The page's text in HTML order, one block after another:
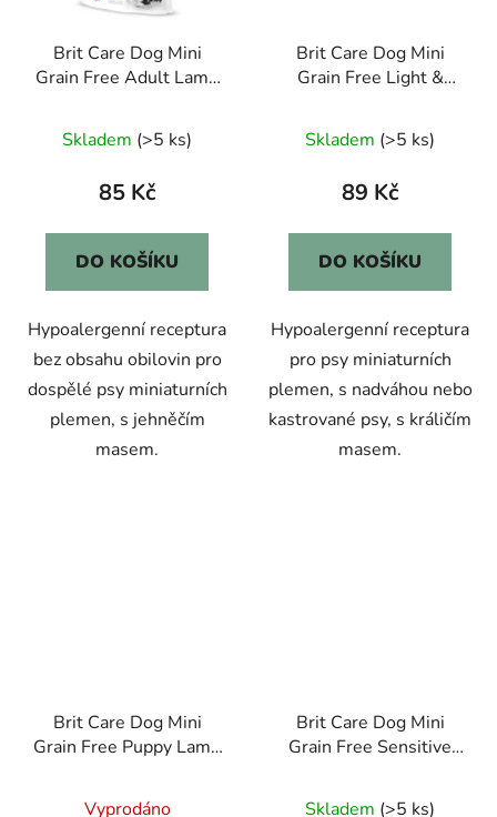
Brit Care Dog Mini
Grain Free Adult Lamb
Skladem (>5 ks)
85 Kč
DO KOŠÍKU
Hypoalergenní receptura
bez obsahu obilovin pro
dospělé psy miniaturních
plemen, s jehněčím
masem.
Brit Care Dog Mini
Grain Free Light &
Skladem (>5 ks)
89 Kč
DO KOŠÍKU
Hypoalergenní receptura
pro psy miniaturních
plemen, s nadváhou nebo
kastrované psy, s králičím
masem.
Brit Care Dog Mini
Grain Free Puppy Lamb
Vyprodáno
Brit Care Dog Mini
Grain Free Sensitive
Skladem (>5 ks)